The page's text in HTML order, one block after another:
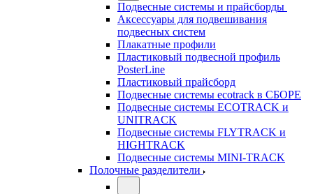
Подвесные системы и прайсборды
Аксессуары для подвешивания
подвесных систем
Плакатные профили
Пластиковый подвесной профиль
PosterLine
Пластиковый прайсборд
Подвесные системы ecotrack в СБОРЕ
Подвесные системы ECOTRACK и
UNITRACK
Подвесные системы FLYTRACK и
HIGHTRACK
Подвесные системы MINI-TRACK
Полочные разделители